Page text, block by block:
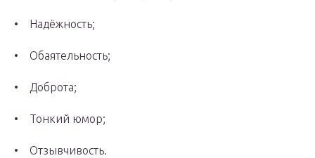
• Надёжность;
• Обаятельность;
• Доброта;
• Тонкий юмор;
• Отзывчивость.